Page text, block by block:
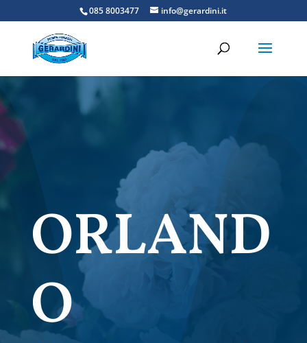
085 8003477 info@gerardini.it
ORLAND
O